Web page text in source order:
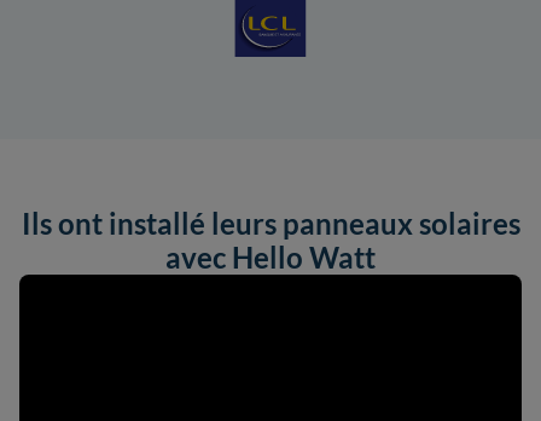
Ils ont installé leurs panneaux solaires
avec Hello Watt